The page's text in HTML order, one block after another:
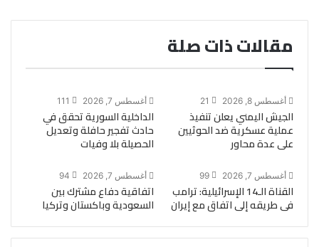
مقالات ذات صلة
أغسطس 8, 2026 21
الجيش اليمني يعلن تنفيذ
عملية عسكرية ضد الحوثيين
على عدة محاور
أغسطس 7, 2026 111
الداخلية السورية تحقق في
حادث تفجير حافلة وتعديل
الحصيلة بلا وفيات
أغسطس 7, 2026 99
القناة الـ14 الإسرائيلية: ترامب
فى طريقه إلى اتفاق مع إيران
أغسطس 7, 2026 94
اتفاقية دفاع مشترك بين
السعودية وباكستان وتركيا